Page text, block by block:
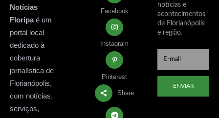
Notícias
Floripaé um
portal local
dedicado à
cobertura
jornalística de
Florianópolis,
com notícias,
serviços,
Facebook
Instagram
Pinterest
Share
notícias e
acontecimentos
de Florianópolis
e região.
ENVIAR